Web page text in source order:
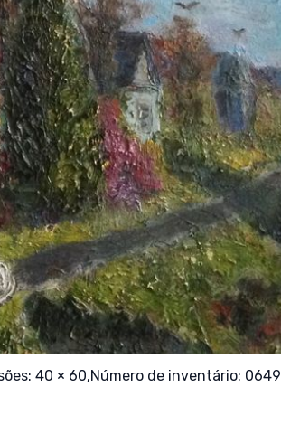
40 × 60,Número de inventário: 0649